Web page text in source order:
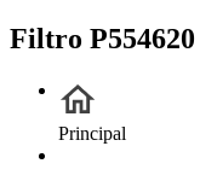
Filtro P554620
Principal